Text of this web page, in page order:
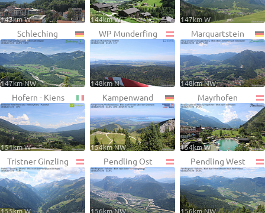
143km W 144km W 147km W
Schleching
147km NW
WP Munderfing
148km N
Marquartstein
148km NW
Hofern - Kiens
151km W
Kampenwand
154km NW
Mayrhofen
154km W
Tristner Ginzling
155km W
Pendling Ost
156km NW
Pendling West
156km NW